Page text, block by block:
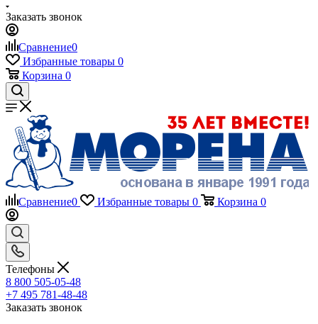
Заказать звонок
Сравнение0
Избранные товары 0
Корзина 0
Сравнение0 Избранные товары 0 Корзина 0
Телефоны
8 800 505-05-48
+7 495 781-48-48
Заказать звонок